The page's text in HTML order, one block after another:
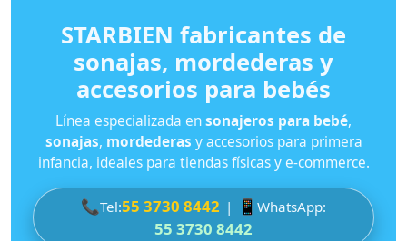
STARBIEN fabricantes de
sonajas, mordederas y
accesorios para bebés
Línea especializada ensonajeros para bebé,
sonajas, mordederas y accesorios para primera
infancia, ideales para tiendas físicas y e-commerce.
📞Tel:55 3730 8442 | 📱 WhatsApp:
55 3730 8442